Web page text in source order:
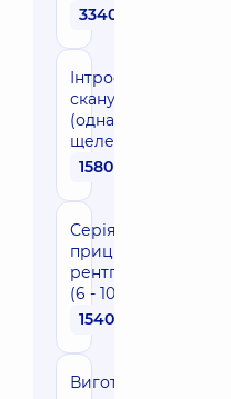
3340 грн
Інтрооральне
сканування
(одна
щелепа)
1580 грн
Серія
прицільних
рентгенограм
(6 - 10 знімків)
1540 грн
Виготовлення